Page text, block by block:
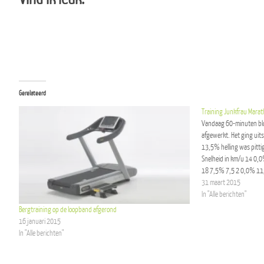
Gerelateerd
Bergtraining op de loopband afgerond
16 januari 2015
In "Alle berichten"
Training Junkfrau
Vandaag 60-minuten
afgewerkt. Het ging
13,5% helling was
Snelheid in km/u 14
18 7,5% 7,5 2 0,0%
31 maart 2015
In "Alle berichten"